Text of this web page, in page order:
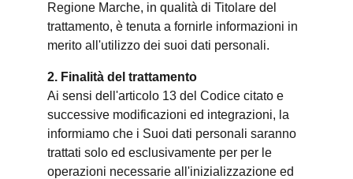
Regione Marche, in qualità di Titolare del
trattamento, è tenuta a fornirle informazioni in
merito all'utilizzo dei suoi dati personali.
2. Finalità del trattamento
Ai sensi dell'articolo 13 del Codice citato e
successive modificazioni ed integrazioni, la
informiamo che i Suoi dati personali saranno
trattati solo ed esclusivamente per per le
operazioni necessarie all'inizializzazione ed